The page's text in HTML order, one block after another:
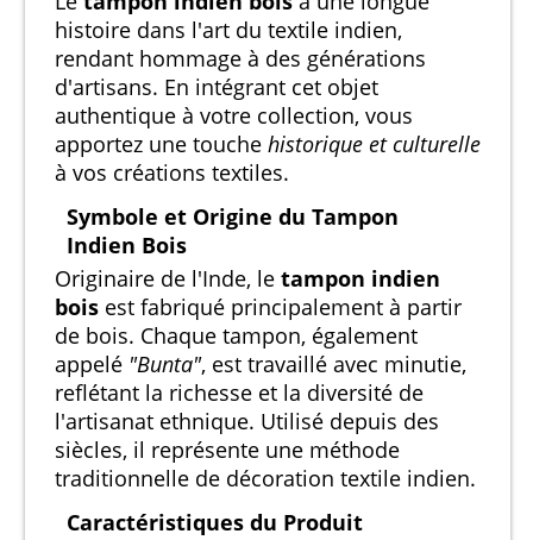
histoire dans l'art du textile indien,
rendant hommage à des générations
d'artisans. En intégrant cet objet
authentique à votre collection, vous
apportez une touche historique et culturelle
à vos créations textiles.
Symbole et Origine du Tampon
Indien Bois
Originaire de l'Inde, le tampon indien
bois est fabriqué principalement à partir
de bois. Chaque tampon, également
appelé "Bunta", est travaillé avec minutie,
reflétant la richesse et la diversité de
l'artisanat ethnique. Utilisé depuis des
siècles, il représente une méthode
traditionnelle de décoration textile indien.
Caractéristiques du Produit